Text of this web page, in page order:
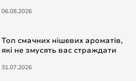
06.08.2026
Топ смачних нішевих ароматів,
які не змусять вас страждати
31.07.2026